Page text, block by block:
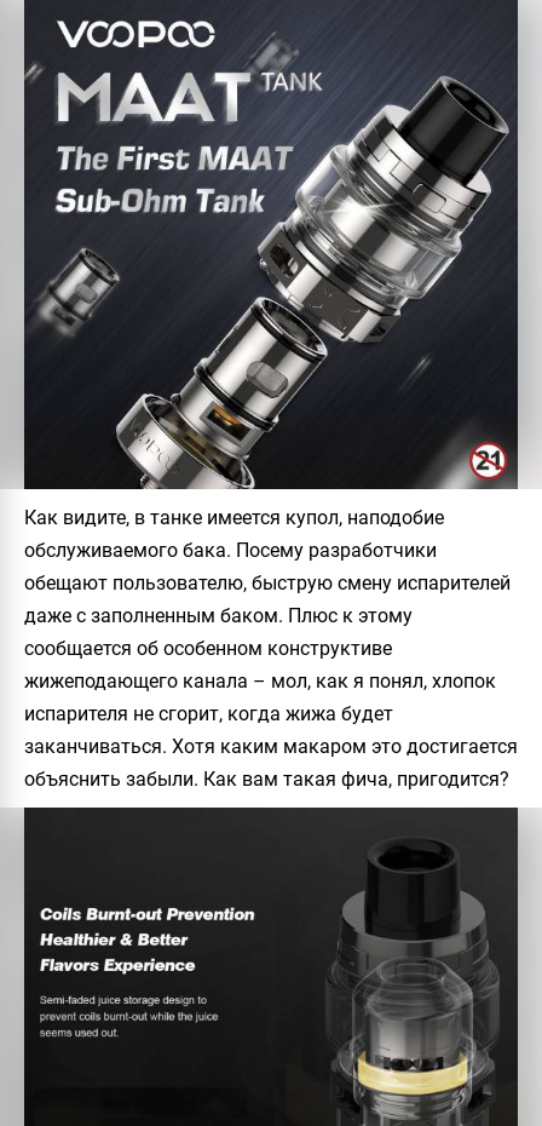
Как видите, в танке имеется купол, наподобие
обслуживаемого бака. Посему разработчики
обещают пользователю, быструю смену испарителей
даже с заполненным баком. Плюс к этому
сообщается об особенном конструктиве
жижеподающего канала – мол, как я понял, хлопок
испарителя не сгорит, когда жижа будет
заканчиваться. Хотя каким макаром это достигается
объяснить забыли. Как вам такая фича, пригодится?